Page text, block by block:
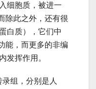
细胞质，被进一
除此之外，还有很
白质），它们中
能，而更多的非编
发挥作用。
组，分别是人